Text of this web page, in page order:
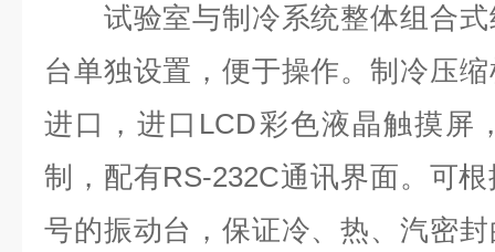
试验室与制冷系统整体组合式
台单独设置，便于操作。制冷压
进口，进口LCD彩色液晶触摸屏
制，配有RS-232C通讯界面。可
号的振动台，保证冷、热、汽密